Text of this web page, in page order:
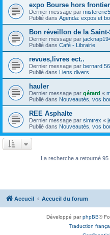
expo Bourse hors
Dernier message par
Publié dans Agenda: expos et
Bon réveillon de la
Dernier message par
Publié dans Café - Librairie
revues,livres ect..
Dernier message par bernard 56
Publié dans Liens divers
hauler
Dernier message par gérard «
Publié dans Nouveautés, vos
REE Asphalte
Dernier message par simtrex «
Publié dans Nouveautés, vos
La recherche a retourné 95
Accueil Accueil du forum
Développé parphpBB®
Traduction